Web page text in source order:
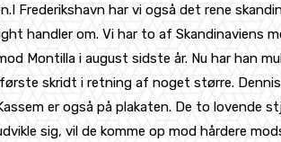
Frederikshavn har vi også det rene
handler om. Vi har to af Skandinaviens
Montilla i august sidste år. Nu har han
skridt i retning af noget større.
er også på plakaten. De to lovende
sig, vil de komme op mod hårdere